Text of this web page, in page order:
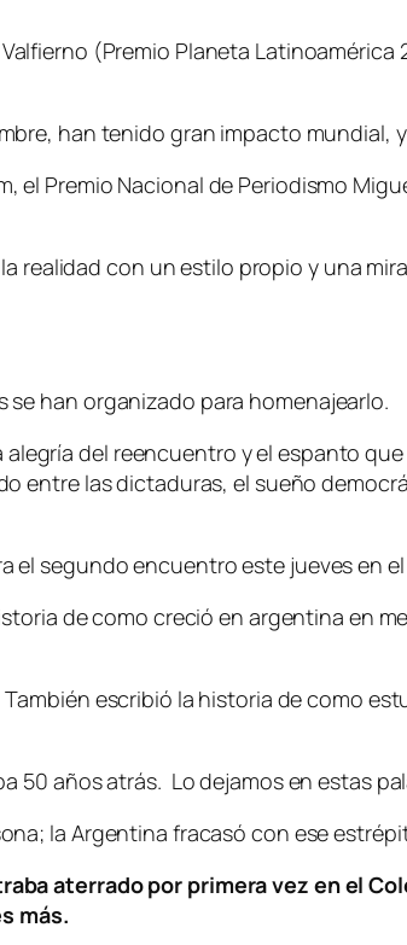
(Premio Planeta Latinoamérica
han tenido gran impacto mundial,
el Premio Nacional de Periodismo
realidad con un estilo propio y una
se han organizado para homenajearlo.
del reencuentro y el espanto
entre las dictaduras, el sueño
el segundo encuentro este jueves en el
de como creció en argentina en
escribió la historia de como
50 años atrás. Lo dejamos en estas
la Argentina fracasó con ese
aterrado por primera vez en el
más.